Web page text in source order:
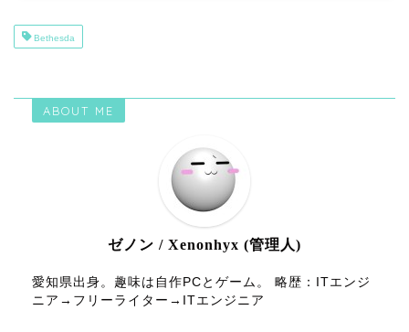
Bethesda
ABOUT ME
ゼノン / Xenonhyx (管理人)
愛知県出身。趣味は自作PCとゲーム。 略歴：ITエンジ
ニア→フリーライター→ITエンジニア